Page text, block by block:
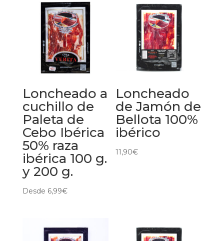
Loncheado a
cuchillo de
Paleta de
Cebo Ibérica
50% raza
ibérica 100 g.
y 200 g.
Desde 6,99€
Loncheado
de Jamón de
Bellota 100%
ibérico
11,90€